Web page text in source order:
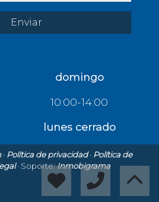
Enviar
domingo
10:00-14:00
lunes cerrado
· Política de privacidad· Política de
· Soporte:Inmobigrama